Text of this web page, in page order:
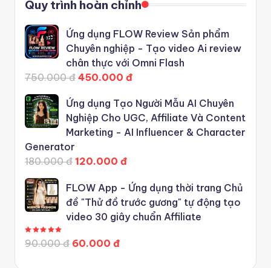
Quy trình hoàn chỉnh
Ứng dụng FLOW Review Sản phẩm
Chuyên nghiệp - Tạo video Ai review
chân thực với Omni Flash
750.000 đ 450.000 đ
Ứng dụng Tạo Người Mẫu AI Chuyên
Nghiệp Cho UGC, Affiliate Và Content
Marketing - AI Influencer & Character
Generator
180.000 đ 120.000 đ
FLOW App - Ứng dụng thời trang Chủ
đề "Thử đồ trước gương" tự động tạo
video 30 giây chuẩn Affiliate
90.000 đ 60.000 đ